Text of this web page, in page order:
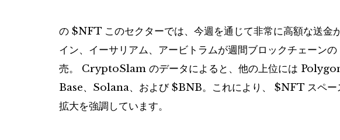
の $NFT このセクターでは、今週を通じて非常に高額な送金
イン、イーサリアム、アービトラムが週間ブロックチェーンの
売。 CryptoSlam のデータによると、他の上位には
Base、Solana、および $BNB。これにより、 $NFT スペ
拡大を強調しています。